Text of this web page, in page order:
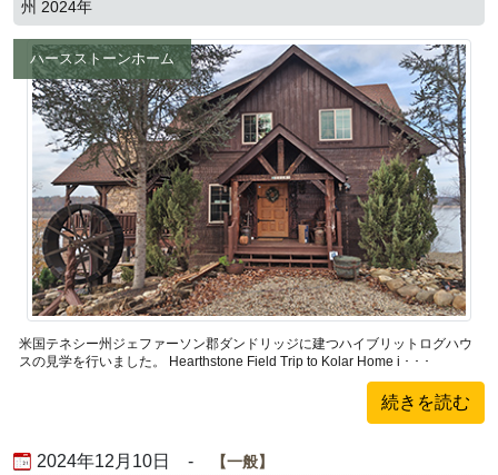
州 2024年
ハースストーンホーム
米国テネシー州ジェファーソン郡ダンドリッジに建つハイブリットログハウ
スの見学を行いました。 Hearthstone Field Trip to Kolar Home i ･ ･ ･
続きを読む
2024年12月10日 - 一般